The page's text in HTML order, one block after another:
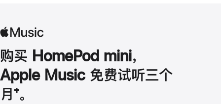
购买 HomePod mini，
Apple Music 免费试听三个
月 脚
⁺。